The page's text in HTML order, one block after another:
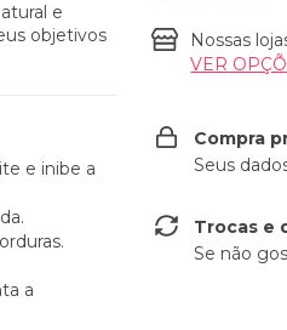
e
objetivos
e inibe a
a
Nossas
VER
Compra
Seus
Trocas e
Se não